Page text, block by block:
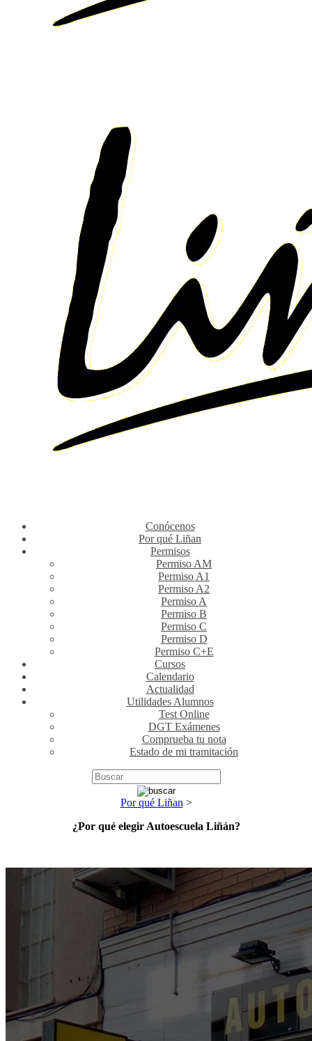
Conócenos
Por qué Liñan
Permisos
Permiso AM
Permiso A1
Permiso A2
Permiso A
Permiso B
Permiso C
Permiso D
Permiso C+E
Cursos
Calendario
Actualidad
Utilidades Alumnos
Test Online
DGT Exámenes
Comprueba tu nota
Estado de mi tramitación
Por qué Liñan >
¿Por qué elegir Autoescuela Liñán?